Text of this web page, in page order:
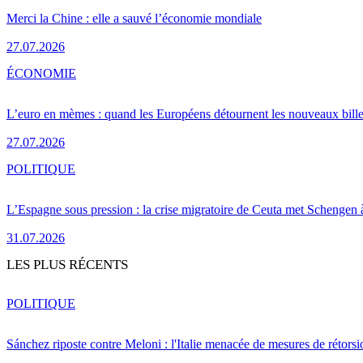
Merci la Chine : elle a sauvé l’économie mondiale
27.07.2026
L’euro en mèmes : quand les Européens détournent les nouveaux
27.07.2026
ÉCONOMIE
L’Espagne sous pression : la crise migratoire de Ceuta met Schengen
31.07.2026
POLITIQUE
LES PLUS RÉCENTS
Sánchez riposte contre Meloni : l'Italie menacée de mesures de
POLITIQUE